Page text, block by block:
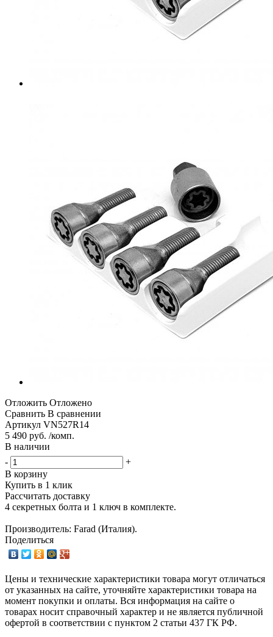
Отложить Отложено
Сравнить В сравнении
Артикул VN527R14
5 490 руб. /комп.
В наличии
-
+
В корзину
Купить в 1 клик
Рассчитать доставку
4 секретных болта и 1 ключ в комплекте.
Производитель: Farad (Италия).
Поделиться
Цены и технические характеристики товара могут отличаться
от указанных на сайте, уточняйте характеристики товара на
момент покупки и оплаты. Вся информация на сайте о
товарах носит справочный характер и не является публичной
офертой в соответствии с пунктом 2 статьи 437 ГК РФ.